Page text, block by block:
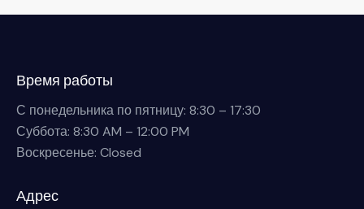
Время работы
С понедельника по пятницу: 8:30 – 17:30
Суббота: 8:30 AM – 12:00 PM
Воскресенье: Closed
Адрес